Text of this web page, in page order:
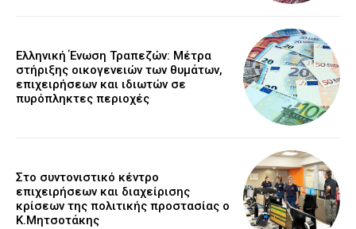
Ελληνική Ένωση Τραπεζών: Μέτρα
στήριξης οικογενειών των θυμάτων,
επιχειρήσεων και ιδιωτών σε
πυρόπληκτες περιοχές
Στο συντονιστικό κέντρο
επιχειρήσεων και διαχείρισης
κρίσεων της πολιτικής προστασίας ο
Κ.Μητσοτάκης